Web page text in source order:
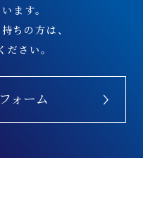
ます。
ちの方は、
さい。
ォーム